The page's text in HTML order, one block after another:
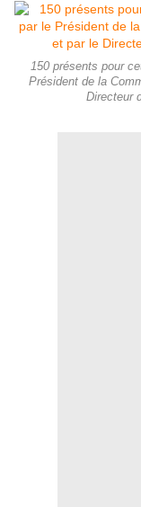
150 présents pour
Président de la
Directeur